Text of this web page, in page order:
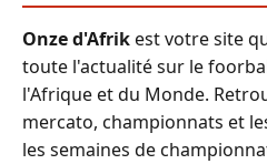
Onze d'Afrikest votre site
toute l'actualité sur le
l'Afrique et du Monde.
mercato, championnats et
les semaines de